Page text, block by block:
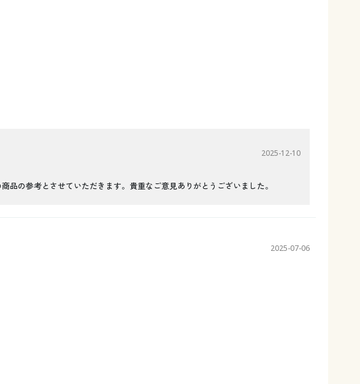
2025-12-10
の参考とさせていただきます。貴重なご意見ありがとうございました。
2025-07-06